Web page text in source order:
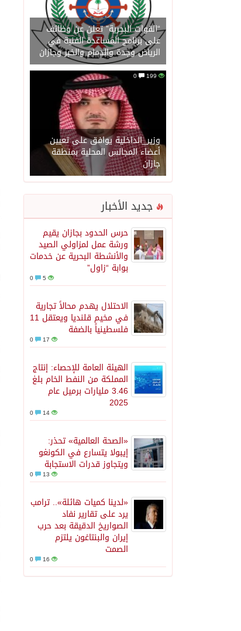
“القوات البحرية” تعلن عن وظائف
على برنامج المساعدة الفنية في
الرياض وجدة والدمام والخبر وجازان
199
وزير_الداخلية يوافق على تعيين
أعضاء المجالس المحلية بمنطقة
جازان
جديد الأخبار
حرس الحدود بجازان يقيم
ورشة عمل لمزاولي الصيد
والأنشطة البحرية عن خدمات
بوابة “زاول”
5
الاحتلال يهدم محالاً تجارية
في مخيم قلنديا ويعتقل 11
فلسطينياً بالضفة
17
الهيئة العامة للإحصاء: إنتاج
المملكة من النفط الخام بلغ
3.46 مليارات برميل عام
2025
14
«الصحة العالمية» تحذر:
إيبولا يتسارع في الكونغو
ويتجاوز قدرات الاستجابة
13
«لدينا كميات هائلة».. ترامب
يرد على تقارير نفاد
الصواريخ الدقيقة بعد حرب
إيران والبنتاغون يلتزم
الصمت
16